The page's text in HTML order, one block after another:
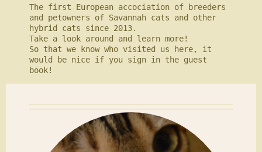
The first European accociation of breeders
and petowners of Savannah cats and other
hybrid cats since 2013.
Take a look around and learn more!
So that we know who visited us here, it
would be nice if you sign in the guest